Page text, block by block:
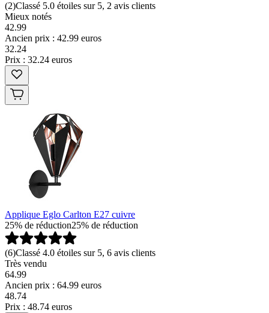
(2)Classé 5.0 étoiles sur 5, 2 avis clients
Mieux notés
42.99
Ancien prix : 42.99 euros
32.24
Prix : 32.24 euros
Applique Eglo Carlton E27 cuivre
25% de réduction25% de réduction
(6)Classé 4.0 étoiles sur 5, 6 avis clients
Très vendu
64.99
Ancien prix : 64.99 euros
48.74
Prix : 48.74 euros